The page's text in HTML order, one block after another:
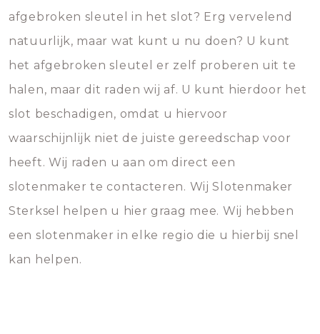
afgebroken sleutel in het slot? Erg vervelend
natuurlijk, maar wat kunt u nu doen? U kunt
het afgebroken sleutel er zelf proberen uit te
halen, maar dit raden wij af. U kunt hierdoor het
slot beschadigen, omdat u hiervoor
waarschijnlijk niet de juiste gereedschap voor
heeft. Wij raden u aan om direct een
slotenmaker te contacteren. Wij Slotenmaker
Sterksel helpen u hier graag mee. Wij hebben
een slotenmaker in elke regio die u hierbij snel
kan helpen.